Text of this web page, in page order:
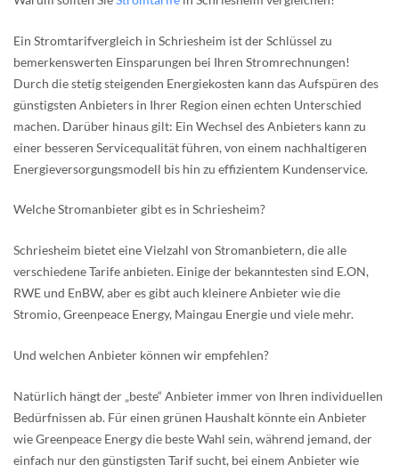
Ein Stromtarifvergleich in Schriesheim ist der Schlüssel zu
bemerkenswerten Einsparungen bei Ihren Stromrechnungen!
Durch die stetig steigenden Energiekosten kann das Aufspüren des
günstigsten Anbieters in Ihrer Region einen echten Unterschied
machen. Darüber hinaus gilt: Ein Wechsel des Anbieters kann zu
einer besseren Servicequalität führen, von einem nachhaltigeren
Energieversorgungsmodell bis hin zu effizientem Kundenservice.
Welche Stromanbieter gibt es in Schriesheim?
Schriesheim bietet eine Vielzahl von Stromanbietern, die alle
verschiedene Tarife anbieten. Einige der bekanntesten sind E.ON,
RWE und EnBW, aber es gibt auch kleinere Anbieter wie die
Stromio, Greenpeace Energy, Maingau Energie und viele mehr.
Und welchen Anbieter können wir empfehlen?
Natürlich hängt der „beste“ Anbieter immer von Ihren individuellen
Bedürfnissen ab. Für einen grünen Haushalt könnte ein Anbieter
wie Greenpeace Energy die beste Wahl sein, während jemand, der
einfach nur den günstigsten Tarif sucht, bei einem Anbieter wie